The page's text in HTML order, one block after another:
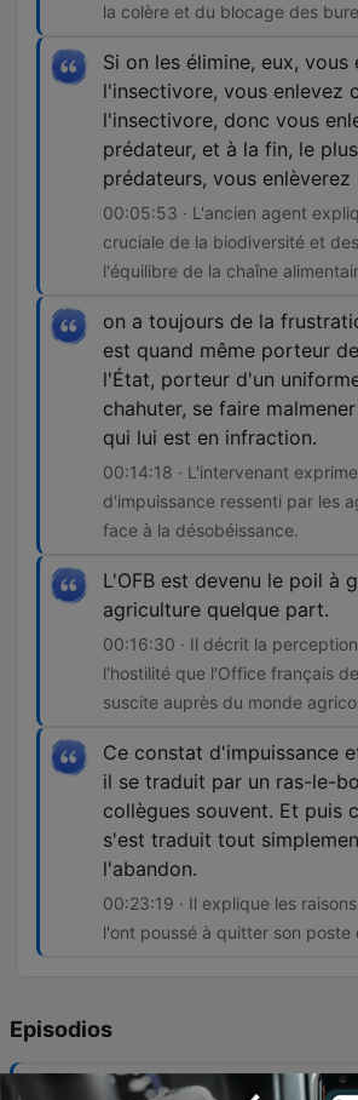
la colère et du blocage des
Si on les élimine, eux, vous
l'insectivore, vous enlevez
l'insectivore, donc vous
prédateur, et à la fin, le
prédateurs, vous enlèverez
00:05:53 · L'ancien agent
cruciale de la biodiversité et
l'équilibre de la chaîne
on a toujours de la
est quand même porteur
l'État, porteur d'un
chahuter, se faire
qui lui est en infraction.
00:14:18 · L'intervenant
d'impuissance ressenti par les
face à la désobéissance.
L'OFB est devenu le poil à
agriculture quelque part.
00:16:30 · Il décrit la
l'hostilité que l'Office français
suscite auprès du monde
Ce constat d'impuissance
il se traduit par un ras-le-
collègues souvent. Et puis
s'est traduit tout
l'abandon.
00:23:19 · Il explique les
l'ont poussé à quitter son poste
Episodios
Partir un jour 5 : Un policier dans